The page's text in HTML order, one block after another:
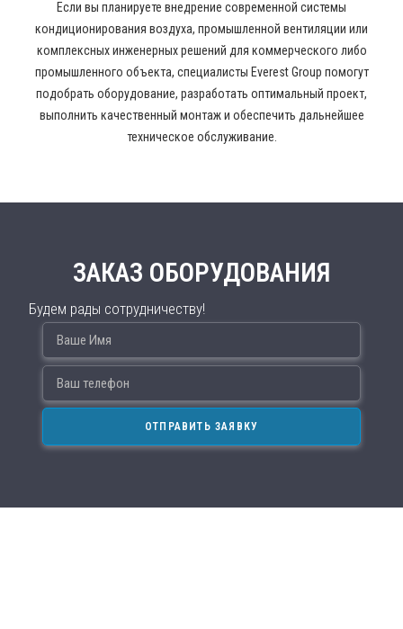
Если вы планируете внедрение современной системы
кондиционирования воздуха, промышленной вентиляции или
комплексных инженерных решений для коммерческого либо
промышленного объекта, специалисты Everest Group помогут
подобрать оборудование, разработать оптимальный проект,
выполнить качественный монтаж и обеспечить дальнейшее
техническое обслуживание.
ЗАКАЗ ОБОРУДОВАНИЯ
Будем рады сотрудничеству!